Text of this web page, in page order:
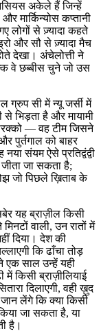
अकेले हैं जिन्हें
मार्किन्योस कप्तानी
लोगों से ज़्यादा कहते
और सौ से ज़्यादा मैच
देखा। अंचेलोत्ती ने
वे छब्बीस चुने जो उस
ग्रुप सी में न्यू जर्सी में
भिड़ता है और मायामी
— वह टीम जिसने
पुर्तगाल को बाहर
संयम ऐसे प्रतिद्वंद्वी
जा सकता है;
जो पिछले ख़िताब के
यह ब्राज़ील किसी
वाली, उन रातों में
दिया। देश की
कि ढाँचा तोड़
एक साल उन्हें यही
किसी ब्राज़ीलियाई
दिलाएगी, वही ख़ुद
जान लेंगे कि क्या किसी
जा सकता है, या
है।